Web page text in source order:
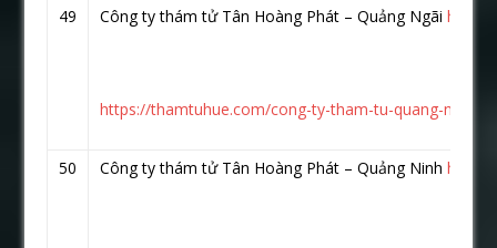
49 Công ty thám tử Tân Hoàng Phát – Quảng Ngãi
https://thamtuhue.com/cong-ty-tham-tu-quang-ngai-
50 Công ty thám tử Tân Hoàng Phát – Quảng Ninh